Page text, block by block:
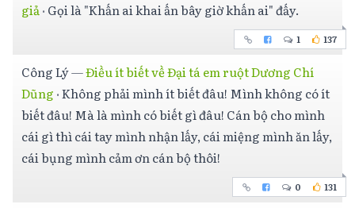
giả· Gọi là "Khấn ai khai ấn bây giờ khấn ai" đấy.
1 137
Công Lý—Điều ít biết về Đại tá em ruột Dương Chí
Dũng ·Không phải mình ít biết đâu! Mình không có ít
biết đâu! Mà là mình có biết gì đâu! Cán bộ cho mình
cái gì thì cái tay mình nhận lấy, cái miệng mình ăn lấy,
cái bụng mình cảm ơn cán bộ thôi!
0 131